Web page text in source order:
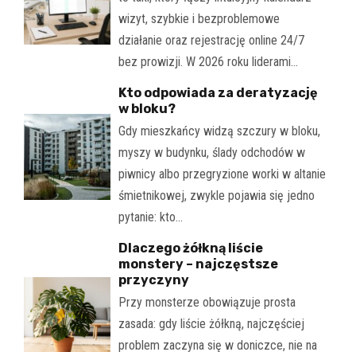
wizyt, szybkie i bezproblemowe
działanie oraz rejestrację online 24/7
bez prowizji. W 2026 roku liderami…
Kto odpowiada za deratyzację
w bloku?
Gdy mieszkańcy widzą szczury w bloku,
myszy w budynku, ślady odchodów w
piwnicy albo przegryzione worki w altanie
śmietnikowej, zwykle pojawia się jedno
pytanie: kto…
Dlaczego żółkną liście
monstery – najczęstsze
przyczyny
Przy monsterze obowiązuje prosta
zasada: gdy liście żółkną, najczęściej
problem zaczyna się w doniczce, nie na